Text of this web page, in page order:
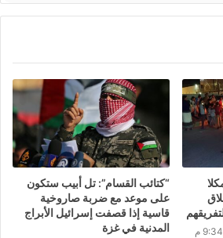
“كتائب القسام”: تل أبيب ستكون
على موعد مع ضربة صاروخية
قاسية إذا قصفت إسرائيل الأبراج
المدنية في غزة